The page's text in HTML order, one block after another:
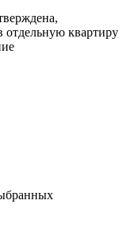
отдельную квартиру